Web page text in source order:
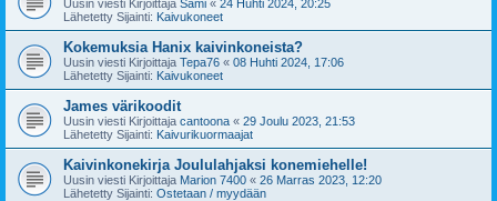
Uusin viesti Kirjoittaja Sami « 24 Huhti 2024, 20:25
Lähetetty Sijainti: Kaivukoneet
Kokemuksia Hanix kaivinkoneista?
Uusin viesti Kirjoittaja Tepa76 « 08 Huhti 2024, 17:06
Lähetetty Sijainti: Kaivukoneet
James värikoodit
Uusin viesti Kirjoittaja cantoona « 29 Joulu 2023, 21:53
Lähetetty Sijainti: Kaivurikuormaajat
Kaivinkonekirja Joululahjaksi konemiehelle!
Uusin viesti Kirjoittaja Marion 7400 « 26 Marras 2023, 12:20
Lähetetty Sijainti: Ostetaan / myydään